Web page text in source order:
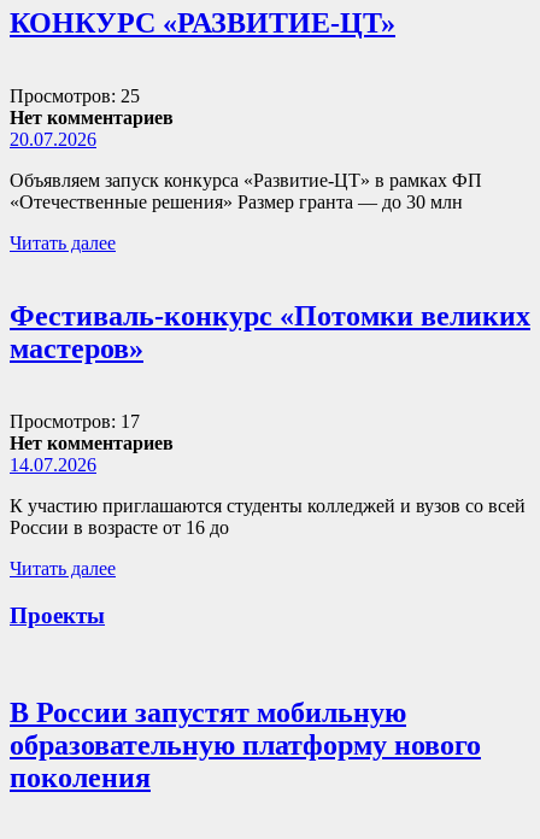
КОНКУРС «РАЗВИТИЕ-ЦТ»
Просмотров: 25
Нет комментариев
20.07.2026
Объявляем запуск конкурса «Развитие-ЦТ» в рамках ФП
«Отечественные решения» Размер гранта — до 30 млн
Читать далее
Фестиваль-конкурс «Потомки великих
мастеров»
Просмотров: 17
Нет комментариев
14.07.2026
К участию приглашаются студенты колледжей и вузов со всей
России в возрасте от 16 до
Читать далее
Проекты
В России запустят мобильную
образовательную платформу нового
поколения